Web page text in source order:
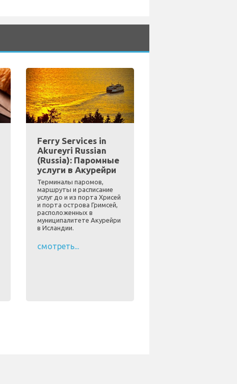
Ferry Services in
Akureyri Russian
(Russia): Паромные
услуги в Акурейри
Терминалы паромов,
маршруты и расписание
услуг до и из порта Хрисей
и порта острова Гримсей,
расположенных в
муниципалитете Акурейри
в Исландии.
смотреть...